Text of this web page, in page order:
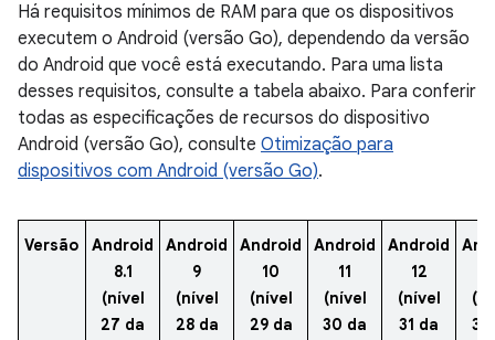
Há requisitos mínimos de RAM para que os dispositivos
executem o Android (versão Go), dependendo da versão
do Android que você está executando. Para uma lista
desses requisitos, consulte a tabela abaixo. Para conferir
todas as especificações de recursos do dispositivo
Android (versão Go), consulte Otimização para
dispositivos com Android (versão Go).
Versão
Android
8.1
(nível
27 da
Android
9
(nível
28 da
Android
10
(nível
29 da
Android
11
(nível
30 da
Android
12
(nível
31 da
33